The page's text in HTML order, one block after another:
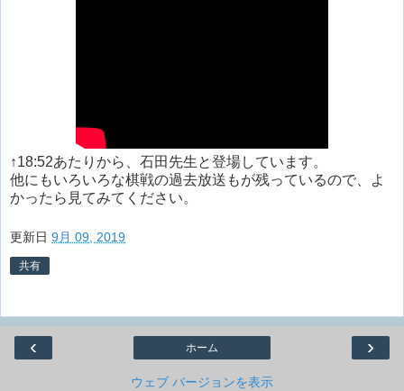
↑18:52あたりから、石田先生と登場しています。
他にもいろいろな棋戦の過去放送もが残っているので、よ
かったら見てみてください。
更新日 9月 09, 2019
共有
‹ ›
ホーム
ウェブ バージョンを表示